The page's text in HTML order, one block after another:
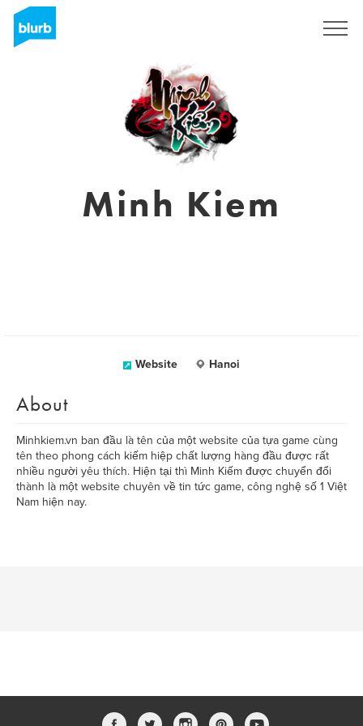
Minh Kiem
Website Hanoi
About
Minhkiem.vn ban đầu là tên của một website của tựa game cùng
tên theo phong cách kiếm hiệp chất lượng hàng đầu được rất
nhiều người yêu thích. Hiện tại thì Minh Kiếm được chuyển đổi
thành là một website chuyên về tin tức game, công nghệ số 1 Việt
Nam hiện nay.